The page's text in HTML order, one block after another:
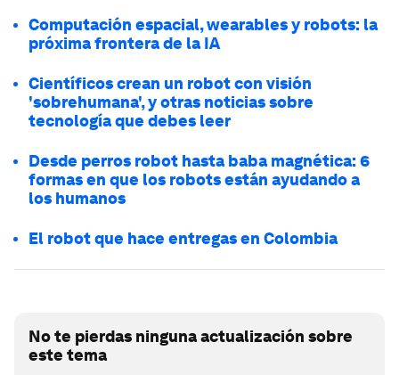
Computación espacial, wearables y robots: la
próxima frontera de la IA
Científicos crean un robot con visión
'sobrehumana', y otras noticias sobre
tecnología que debes leer
Desde perros robot hasta baba magnética: 6
formas en que los robots están ayudando a
los humanos
El robot que hace entregas en Colombia
No te pierdas ninguna actualización sobre
este tema